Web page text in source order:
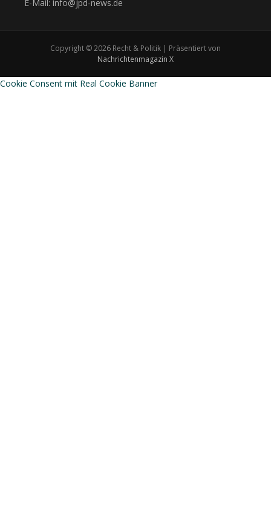
E-Mail: info@jpd-news.de
Copyright © 2026 Recht & Politik | Präsentiert von
Nachrichtenmagazin X
Cookie Consent mit Real Cookie Banner